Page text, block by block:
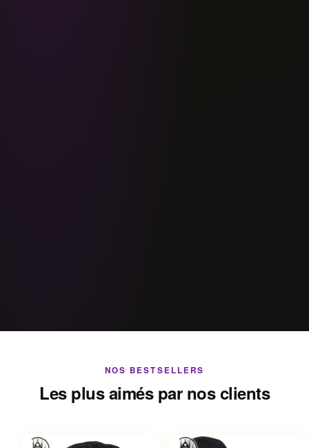
NOS BESTSELLERS
Les plus aimés par nos clients